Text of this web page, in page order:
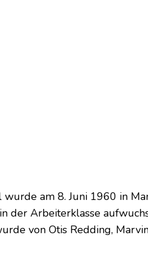
wurde am 8. Juni 1960 in
der Arbeiterklasse
von Otis Redding,